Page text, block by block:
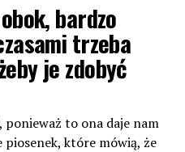
bardzo
trzeba
je zdobyć
ponieważ to ona daje nam
piosenek, które mówią, że